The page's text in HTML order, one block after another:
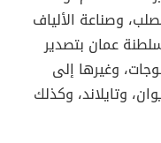
وصناعة الألياف
عمان بتصدير
وغيرها إلى
وتايلاند، وكذلك